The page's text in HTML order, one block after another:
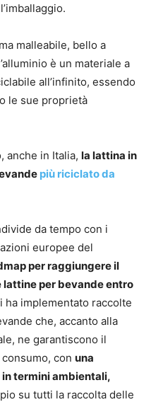
malleabile, bello a
è un materiale a
all’infinito, essendo
le sue proprietà
anche in Italia, la lattina in
più riciclato da
da tempo con i
europee del
per raggiungere il
per bevande entro
ha implementato raccolte
che, accanto alla
ne garantiscono il
con una
termini ambientali,
su tutti la raccolta delle